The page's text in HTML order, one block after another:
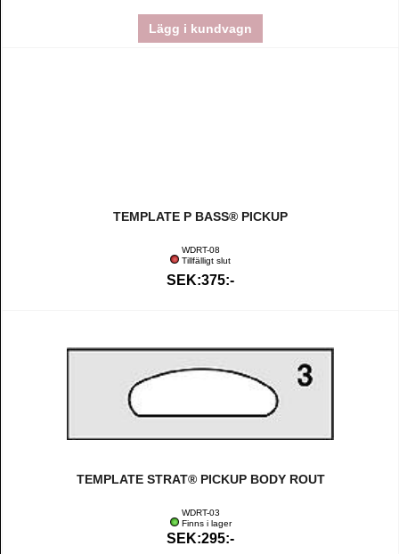
Lägg i kundvagn
TEMPLATE P BASS® PICKUP
WDRT-08
Tillfälligt slut
SEK:375:-
TEMPLATE STRAT® PICKUP BODY ROUT
WDRT-03
Finns i lager
SEK:295:-